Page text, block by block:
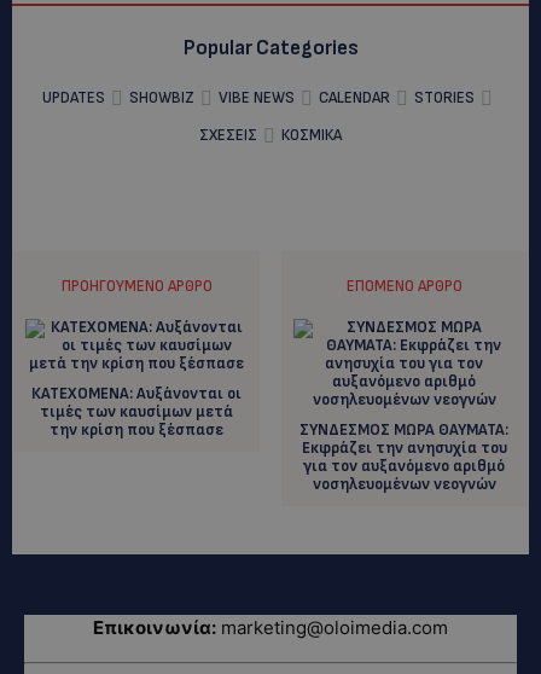
Popular Categories
UPDATES SHOWBIZ VIBE NEWS CALENDAR
STORIES
ΣΧΕΣΕΙΣ
ΚΟΣΜΙΚΑ
ΠΡΟΗΓΟΎΜΕΝΟ ΆΡΘΡΟ
ΚΑΤΕΧΟΜΕΝΑ: Aυξάνονται οι
τιμές των καυσίμων μετά
την κρίση που ξέσπασε
ΕΠΌΜΕΝΟ ΆΡΘΡΟ
ΣΥΝΔΕΣΜΟΣ ΜΩΡΑ ΘΑΥΜΑΤΑ:
Eκφράζει την ανησυχία του
για τον αυξανόμενο αριθμό
νοσηλευομένων νεογνών
Επικοινωνία: marketing@oloimedia.com